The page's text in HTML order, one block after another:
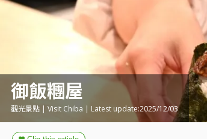
御飯糰屋
觀光景點 | Visit Chiba | Latest update:2025/12/03